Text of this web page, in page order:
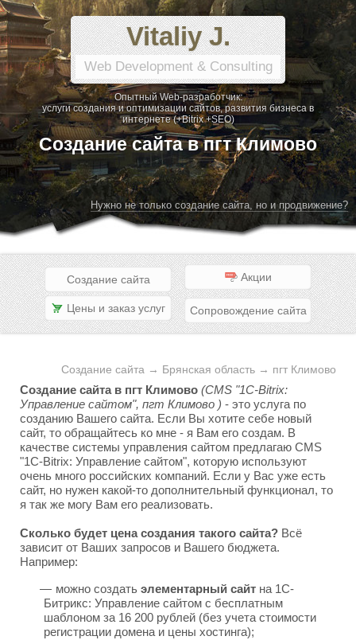
Vitaliy J.
Web Development & Consulting
Опытный Web-разработчик:
услуги создания и оптимизации сайтов, развития бизнеса в
интернете (+Bitrix +SEO)
Создание сайта в пгт Климово
Нужно не только создание сайта, но и продвижение?
Создание сайта Акции
Цены и заказ услуг Сопровождение сайта
Создание сайта → Брянская область → пгт Климово
Создание сайта в пгт Климово (CMS "1C-Bitrix:
Управление сайтом", пгт Климово ) - это услуга по
созданию Вашего сайта. Если Вы хотите себе новый
сайт, то обращайтесь ко мне - я Вам его создам. В
качестве системы управления сайтом предлагаю CMS
"1C-Bitrix: Управление сайтом", которую используют
очень много российских компаний. Если у Вас уже есть
сайт, но нужен какой-то дополнительный функционал, то
я так же могу Вам его реализовать.
Сколько будет цена создания такого сайта? Всё
зависит от Ваших запросов и Вашего бюджета.
Например:
можно создать элементарный сайт на 1С-
Битрикс: Управление сайтом с бесплатным
шаблоном за 16 200 рублей (без учета стоимости
регистрации домена и цены хостинга);